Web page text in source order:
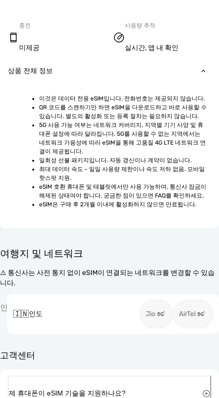
충전
미제공
사용량 추적
실시간, 앱 내 확인
상품 전체 정보
이것은 데이터 전용 eSIM입니다. 전화번호는 제공되지 않습니다.
QR 코드를 스캔하기만 하면 eSIM을 다운로드하고 바로 사용할 수
있습니다. 별도의 활성화 또는 등록 절차는 필요하지 않습니다.
5G 사용 가능 여부는 네트워크 커버리지, 지역별 기기 사양 및 휴
대폰 설정에 따라 달라집니다. 5G를 사용할 수 없는 지역에서는
네트워크 가용성에 따라 eSIM을 통해 고품질 4G LTE 네트워크 연
결이 제공됩니다.
일회성 선불 패키지입니다. 자동 갱신이나 계약이 없습니다.
최대 데이터 속도 - 일일 사용량 제한이나 속도 저하 없음. 모바일
핫스팟 지원.
eSIM 호환 휴대폰 및 태블릿에서만 사용 가능하며, 통신사 잠금이
해제된 상태여야 합니다. 궁금한 점이 있으면 FAQ를 확인하세요.
eSIM은 구매 후 2개월 이내에 활성화하지 않으면 만료됩니다.
여행지 및 네트워크
⚠️ 통신사는 사전 통지 없이 eSIM이 연결되는 네트워크를 변경할 수 있습
니다.
인
🇮🇳인도 Jio AirTel
고객센터
제 휴대폰이 eSIM 기술을 지원하나요?